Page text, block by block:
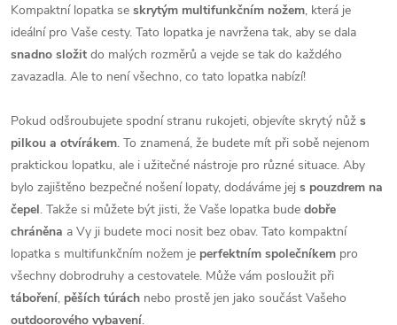
Kompaktní lopatka se skrytým multifunkčním nožem, která je
ideální pro Vaše cesty. Tato lopatka je navržena tak, aby se dala
snadno složit do malých rozměrů a vejde se tak do každého
zavazadla. Ale to není všechno, co tato lopatka nabízí!
Pokud odšroubujete spodní stranu rukojeti, objevíte skrytý nůž s
pilkou a otvírákem. To znamená, že budete mít při sobě nejenom
praktickou lopatku, ale i užitečné nástroje pro různé situace. Aby
bylo zajištěno bezpečné nošení lopaty, dodáváme jej s pouzdrem na
čepel. Takže si můžete být jisti, že Vaše lopatka bude dobře
chráněna a Vy ji budete moci nosit bez obav. Tato kompaktní
lopatka s multifunkčním nožem je perfektním společníkem pro
všechny dobrodruhy a cestovatele. Může vám posloužit při
táboření, pěších túrách nebo prostě jen jako součást Vašeho
outdoorového vybavení.